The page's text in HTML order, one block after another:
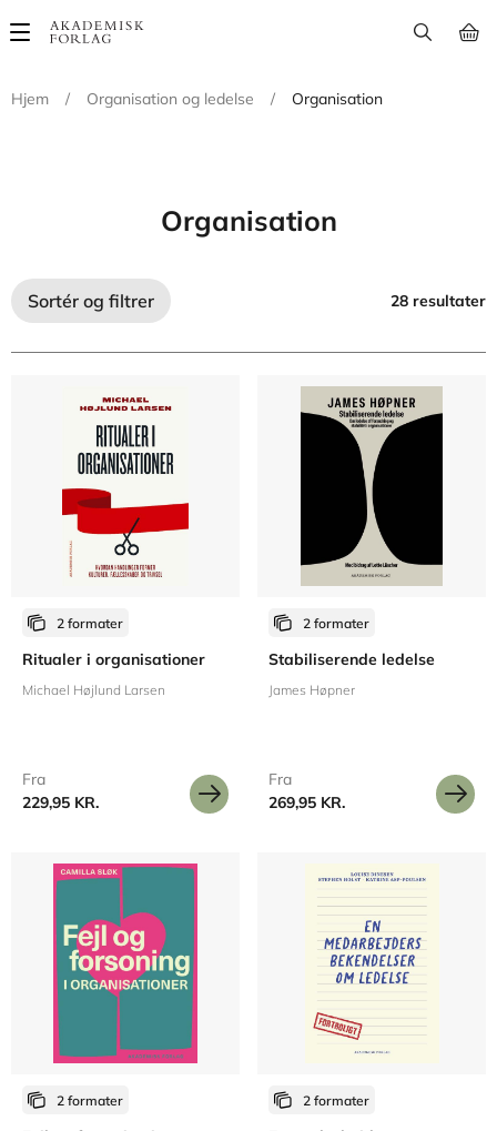
Main
Hjem
/ Organisation og ledelse / Organisation
Organisation
Sortér og filtrer 28 resultater
2 formater
Ritualer i organisationer
Michael Højlund Larsen
Fra
229,95 KR.
2 formater
Stabiliserende ledelse
James Høpner
Fra
269,95 KR.
2 formater 2 formater